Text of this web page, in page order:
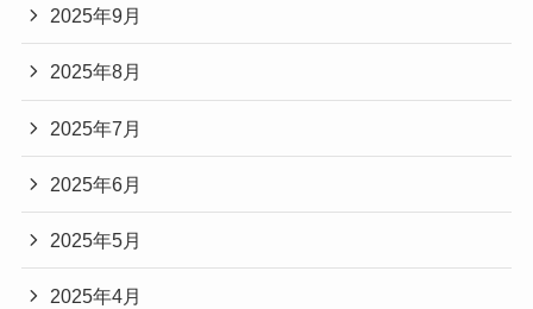
2025年9月
2025年8月
2025年7月
2025年6月
2025年5月
2025年4月